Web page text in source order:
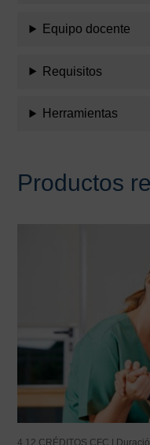
Equipo docente
Requisitos
Herramientas
Productos